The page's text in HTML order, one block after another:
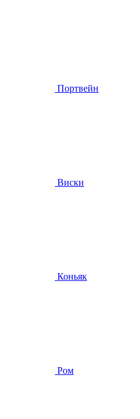
Портвейн
Виски
Коньяк
Ром